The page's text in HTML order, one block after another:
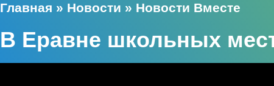
Главная » Новости » Новости Вместе
В Еравне школьных